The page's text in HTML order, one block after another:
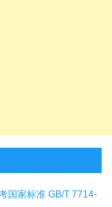
国家标准 GB/T 7714-